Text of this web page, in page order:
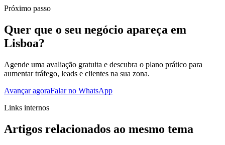
Próximo passo
Quer que o seu negócio apareça em
Lisboa?
Agende uma avaliação gratuita e descubra o plano prático para
aumentar tráfego, leads e clientes na sua zona.
Avançar agoraFalar no WhatsApp
Links internos
Artigos relacionados ao mesmo tema